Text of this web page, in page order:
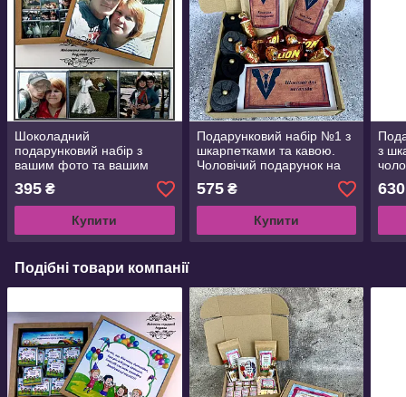
Шоколадний
подарунковий набір з
вашим фото та вашим
День народження, 14
лютого, Новий рік
395 ₴
Купити
Подарунковий набір №1 з
шкарпетками та кавою.
Чоловічий подарунок на
народження
575₴
Купити
з
630
Подібні товари компанії